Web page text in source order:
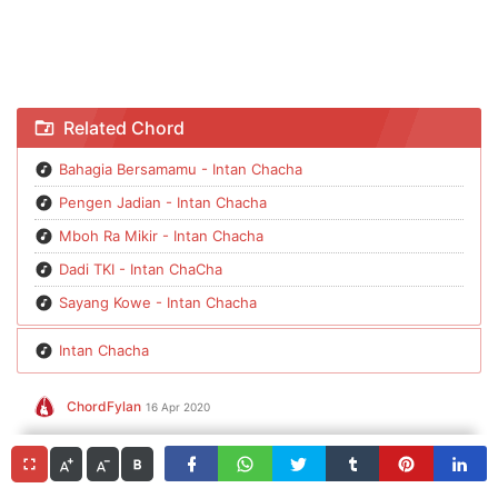
Chord Mboh Ra Mikir - Intan Chacha
Related Chord
Bahagia Bersamamu - Intan Chacha
Pengen Jadian - Intan Chacha
Mboh Ra Mikir - Intan Chacha
Dadi TKI - Intan ChaCha
Sayang Kowe - Intan Chacha
Intan Chacha
ChordFylan 16 Apr 2020